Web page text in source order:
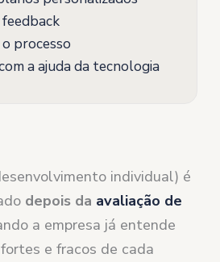
processo
a ajuda da tecnologia
individual) é
depois da avaliação de
a empresa já entende
e fracos de cada